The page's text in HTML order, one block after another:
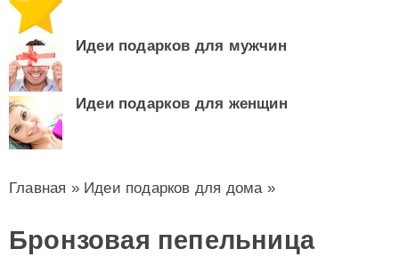
Идеи подарков для мужчин
Идеи подарков для женщин
Главная » Идеи подарков для дома »
Бронзовая пепельница